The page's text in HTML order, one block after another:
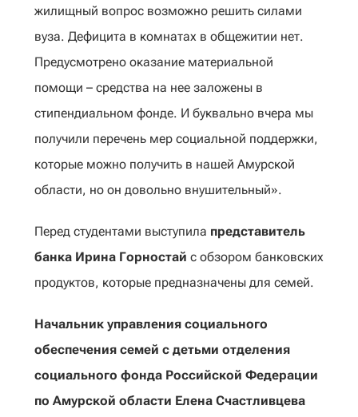
жилищный вопрос возможно решить силами
вуза. Дефицита в комнатах в общежитии нет.
Предусмотрено оказание материальной
помощи – средства на нее заложены в
стипендиальном фонде. И буквально вчера мы
получили перечень мер социальной поддержки,
которые можно получить в нашей Амурской
области, но он довольно внушительный».
Перед студентами выступила представитель
банка Ирина Горностай с обзором банковских
продуктов, которые предназначены для семей.
Начальник управления социального
обеспечения семей с детьми отделения
социального фонда Российской Федерации
по Амурской области Елена Счастливцева